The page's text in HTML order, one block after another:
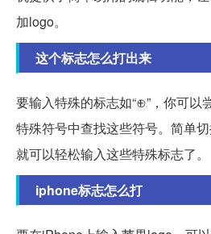
加logo。
这个标志怎么打出来
要输入特殊的标志如“⊕”，你可以
特殊符号中查找这些符号。简单
就可以轻松输入这些特殊标志了。
iphone标志怎么打